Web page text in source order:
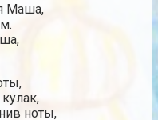
Маша,
ноты,